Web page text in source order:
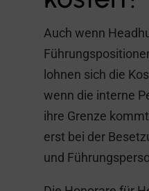
Auch wenn
lohnen sich die
wenn die interne
ihre Grenze
erst bei der
und